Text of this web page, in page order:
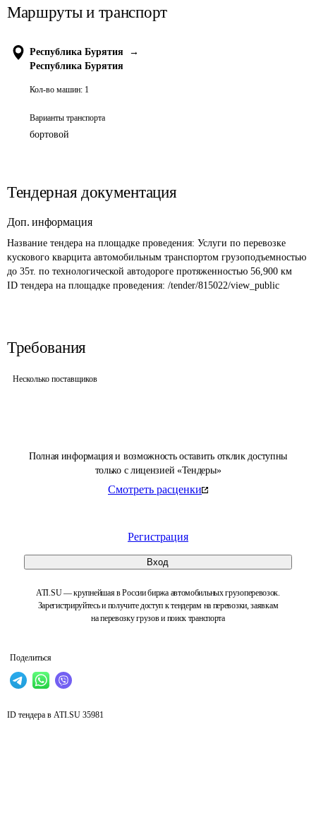
Полная информация и возможность оставить отклик доступны
только с лицензией «Тендеры»
Смотреть расценки
Регистрация
Вход
ATI.SU — крупнейшая в России биржа автомобильных грузоперевозок.
Зарегистрируйтесь и получите доступ к тендерам на перевозки, заявкам
на перевозку грузов и поиск транспорта
Поделиться
Маршруты и транспорт
Республика Бурятия
→
Республика Бурятия
Кол-во машин: 1
Варианты транспорта
бортовой
Тендерная документация
Доп. информация
Название тендера на площадке проведения: Услуги по перевозке
кускового кварцита автомобильным транспортом грузоподъемностью
до 35т. по технологической автодороге протяженностью 56,900 км
ID тендера на площадке проведения: /tender/815022/view_public
Требования
Несколько поставщиков
ID тендера в ATI.SU 35981